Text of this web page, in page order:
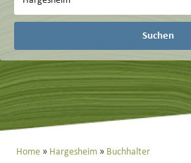
Suchen
Home Hargesheim Buchhalter